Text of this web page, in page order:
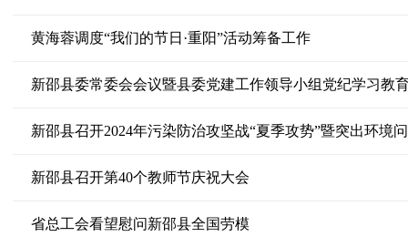
黄海蓉调度“我们的节日·重阳”活动筹备工作
新邵县委常委会会议暨县委党建工作领导小组党纪学习教
新邵县召开2024年污染防治攻坚战“夏季攻势”暨突出环境
新邵县召开第40个教师节庆祝大会
省总工会看望慰问新邵县全国劳模